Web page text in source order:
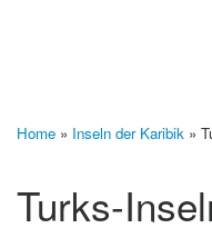
Home » Inseln der Karibik »
Turks-